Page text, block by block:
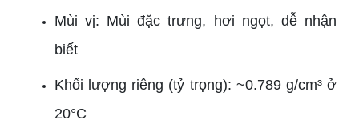
Mùi vị: Mùi đặc trưng, hơi ngọt, dễ nhận
biết
Khối lượng riêng (tỷ trọng): ~0.789 g/cm³ ở
20°C